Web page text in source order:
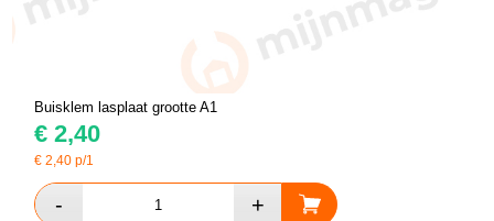
Buisklem lasplaat grootte A1
€ 2,40
€2,40 p/1